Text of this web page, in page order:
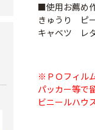
■使用お薦め
きゅうり ピ
キャベツ レ
※ＰＯフィル
パッカー等で
ビニールハウ